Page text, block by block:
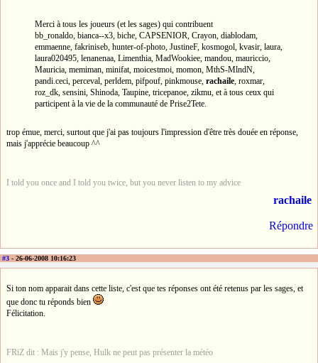
Merci à tous les joueurs (et les sages) qui contribuent
bb_ronaldo, bianca--x3, biche, CAPSENIOR, Crayon, diablodam,
emmaenne, fakriniseb, hunter-of-photo, JustineF, kosmogol, kvasir, laura,
laura020495, lenanenaa, Limenthia, MadWookiee, mandou, mauriccio,
Mauricia, memiman, minifat, moicestmoi, momon, MthS-MlndN,
pandi.ceci, perceval, perldem, pifpouf, pinkmouse, rachaile , roxmar,
roz_dk, sensini, Shinoda, Taupine, tricepanoe, zikmu, et à tous ceux qui
participent à la vie de la communauté de Prise2Tete.
trop émue, merci, surtout que j'ai pas toujours l'impression d'être très douée en réponse,
mais j'apprécie beaucoup ^^
I told you once and I told you twice, but you never listen to my advice
rachaile
Répondre
#3 - 26-06-2008 10:16:23
Si ton nom apparait dans cette liste, c'est que tes réponses ont été retenus par les sages, et
que donc tu réponds bien
Félicitation.
FRiZ dit : Mais j'y pense, Hulk ne peut pas présenter la météo